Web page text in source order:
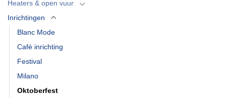
Heaters & open vuur
Inrichtingen
Blanc Mode
Café inrichting
Festival
Milano
Oktoberfest